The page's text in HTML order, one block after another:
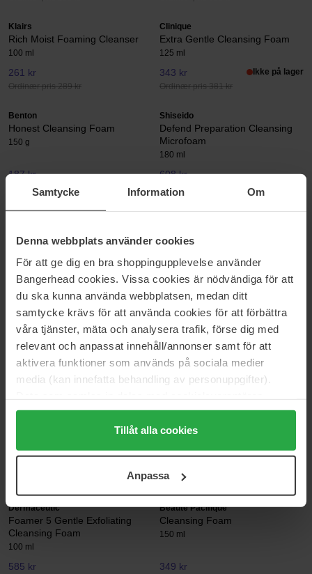
Samtycke Information Om
Denna webbplats använder cookies
För att ge dig en bra shoppingupplevelse använder
Bangerhead cookies. Vissa cookies är nödvändiga för att
du ska kunna använda webbplatsen, medan ditt
samtycke krävs för att använda cookies för att förbättra
våra tjänster, mäta och analysera trafik, förse dig med
relevant och anpassat innehåll/annonser samt för att
aktivera funktioner som används på sociala medier
media (kan innefatta behandling av personuppgifter).
Genom att trycka på "Tillåt alla cookies" accepterar du
alla cookies, medan du under "Detaljer" kan anpassa
användningen av cookies. Du kan när som helst återkalla
samt vår Integritetspolicy.
Tillåt alla cookies
Anpassa
Klairs
Rich Moist Foaming Cleanser
100 ml
261 kr
Ordinær pris 289 kr
Clinique
Extra Gentle Cleansing Foam
125 ml
343 kr
Ordinær pris 381 kr
Ikke på lager
Benton
Honest Cleansing Foam
150 g
187 kr
Ordinær pris 207 kr
Shiseido
Defend Preparation Cleansing
Microfoam
180 ml
608 kr
Ordinær pris 675 kr
Acne Clear Foam
221 kr
Foam
326 kr
By Wishtrend
Green Tea & Enzyme Milky
Foaming Wash
140 ml
270 kr
Babor
Deep Cleansing Foam
200 ml
315 kr
Liquid Facial Soap Cleanser
Ordinær pris 322 kr
Dermaceutic
Foamer 5 Gentle Exfoliating
Cleansing Foam
100 ml
585 kr
Beauté Pacifique
Cleansing Foam
150 ml
349 kr